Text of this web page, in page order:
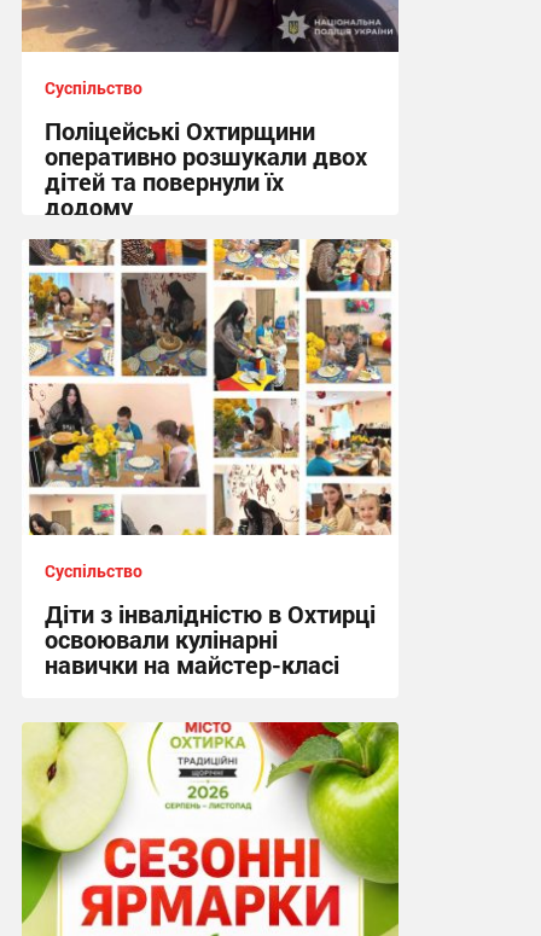
Суспільство
Поліцейські Охтирщини
оперативно розшукали двох
дітей та повернули їх
додому
10:19, 5.08.2026
Суспільство
Діти з інвалідністю в Охтирці
освоювали кулінарні
навички на майстер-класі
15:19, 4.08.2026